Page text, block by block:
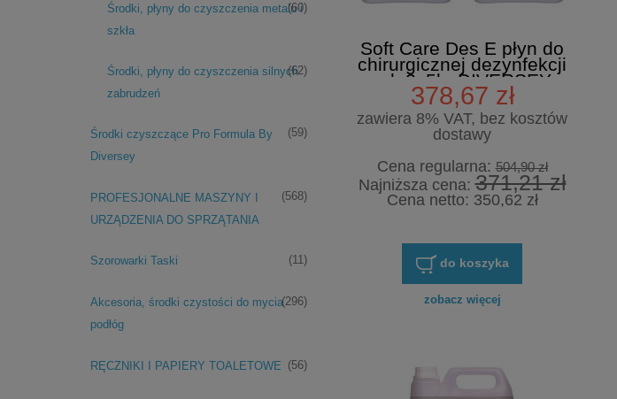
Środki, płyny do czyszczenia metalu i
szkła
(60)
Środki, płyny do czyszczenia silnych
zabrudzeń
(62)
Środki czyszczące Pro Formula By
Diversey
(59)
PROFESJONALNE MASZYNY I
URZĄDZENIA DO SPRZĄTANIA
(568)
Szorowarki Taski (11)
Akcesoria, środki czystości do mycia
podłóg
(296)
RĘCZNIKI I PAPIERY TOALETOWE (56)
Soft Care Des E płyn do
chirurgicznej dezynfekcji
rąk 2x5l - DIVERSEY
378,67 zł
zawiera 8% VAT, bez kosztów
dostawy
Cena regularna:504,90 zł
Najniższa cena:371,21 zł
Cena netto: 350,62 zł
do koszyka
zobacz więcej